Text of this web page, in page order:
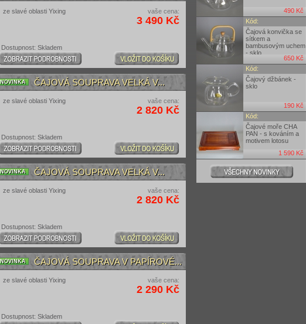
ze slavé oblasti Yixing vaše cena:
3 490 Kč
Dostupnost: Skladem
NOVINKA ČAJOVÁ SOUPRAVA VELKÁ V...
ze slavé oblasti Yixing vaše cena:
2 820 Kč
Dostupnost: Skladem
NOVINKA ČAJOVÁ SOUPRAVA VELKÁ V...
ze slavé oblasti Yixing vaše cena:
2 820 Kč
Dostupnost: Skladem
NOVINKA ČAJOVÁ SOUPRAVA V PAPÍROVÉ...
ze slavé oblasti Yixing vaše cena:
2 290 Kč
Dostupnost: Skladem
490 Kč
Kód:
Čajová konvička se
sítkem a
bambusovým uchem
- sklo
650 Kč
Kód:
Čajový džbánek -
sklo
190 Kč
Kód:
Čajové moře CHA
PAN - s kováním a
motivem lotosu
1 590 Kč